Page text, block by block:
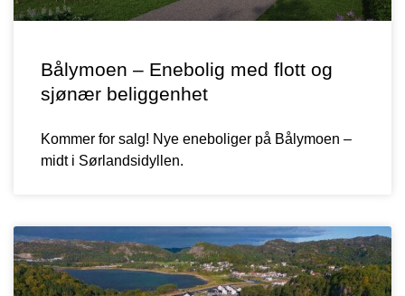
Bålymoen – Enebolig med flott og
sjønær beliggenhet
Kommer for salg! Nye eneboliger på Bålymoen –
midt i Sørlandsidyllen.